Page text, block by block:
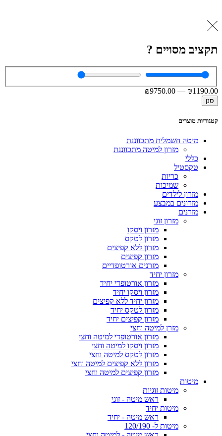
תקציב מסויים ?
₪1190.00
—
₪9750.00
סנן
קטגוריות מוצרים
מיטה חשמלית מתכווננת
מזרון למיטה מתכווננת
כללי
טקסטיל
כריות
שמיכות
מזרון לילדים
מזרונים במבצע
מזרנים
מזרון זוגי
מזרון ויסקו
מזרון לטקס
מזרון ללא קפיצים
מזרון קפיצים
מזרנים אורטופדיים
מזרון יחיד
מזרון אורטופדי יחיד
מזרון ויסקו יחיד
מזרון יחיד ללא קפיצים
מזרון לטקס יחיד
מזרון קפיצים יחיד
מזרן למיטה וחצי
מזרון אורטופדי למיטה וחצי
מזרון ויסקו למיטה וחצי
מזרון לטקס למיטה וחצי
מזרון ללא קפיצים למיטה וחצי
מזרון קפיצים למיטה וחצי
מיטות
מיטות זוגיות
ראש מיטה - זוגי
מיטות יחיד
ראש מיטה - יחיד
מיטות ל- 120/190